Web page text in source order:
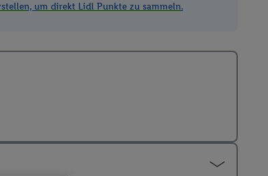
um direkt Lidl Punkte zu sammeln.